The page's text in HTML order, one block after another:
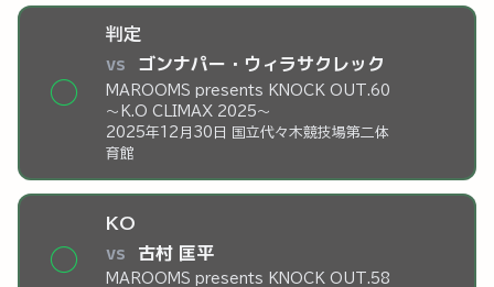
◯
判定
vs ゴンナパー・ウィラサクレック
MAROOMS presents KNOCK OUT.60
～K.O CLIMAX 2025～
2025年12月30日 国立代々木競技場第二体
育館
◯
KO
vs 古村 匡平
MAROOMS presents KNOCK OUT.58